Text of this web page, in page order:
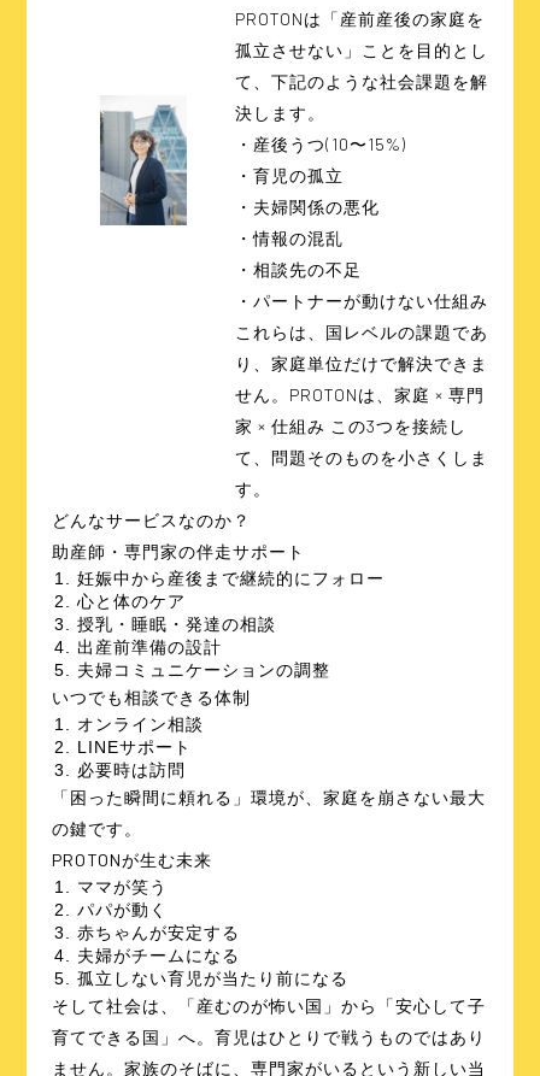
PROTONは「産前産後の家庭を
孤立させない」ことを目的とし
て、下記のような社会課題を解
決します。
・産後うつ(10〜15%)
・育児の孤立
・夫婦関係の悪化
・情報の混乱
・相談先の不足
・パートナーが動けない仕組み
これらは、国レベルの課題であ
り、家庭単位だけで解決できま
せん。PROTONは、家庭 × 専門
家 × 仕組み この3つを接続し
て、問題そのものを小さくしま
す。
どんなサービスなのか ？
助産師・専門家の伴走サポート
妊娠中から産後まで継続的にフォロー
心と体のケア
授乳・睡眠・発達の相談
出産前準備の設計
夫婦コミュニケーションの調整
いつでも相談できる体制
オンライン相談
LINEサポート
必要時は訪問
「困った瞬間に頼れる」環境が、家庭を崩さない最大
の鍵です。
PROTONが生む未来
ママが笑う
パパが動く
赤ちゃんが安定する
夫婦がチームになる
孤立しない育児が当たり前になる
そして社会は、「産むのが怖い国」から「安心して子
育てできる国」へ。育児はひとりで戦うものではあり
ません。家族のそばに、専門家がいるという新しい当